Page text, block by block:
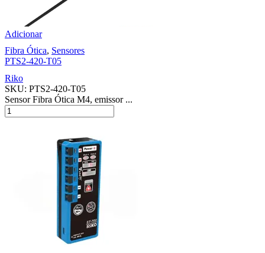
Adicionar
Fibra Ótica, Sensores
PTS2-420-T05
Riko
SKU: PTS2-420-T05
Sensor Fibra Ótica M4, emissor ...